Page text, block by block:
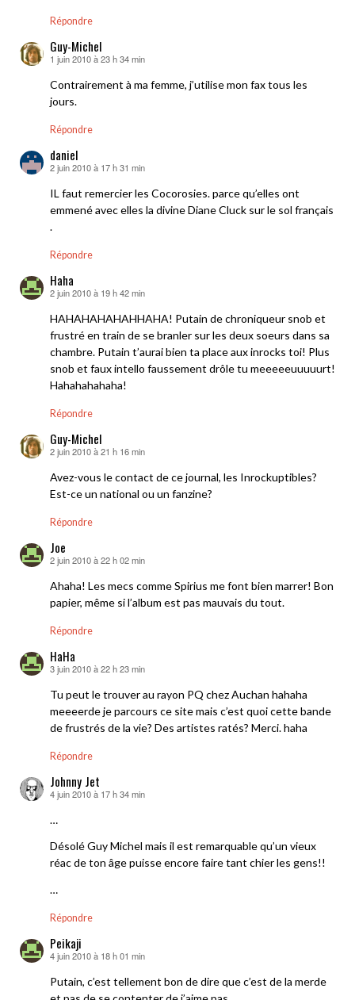
Répondre
Guy-Michel
dit :
1 juin 2010 à 23 h 34 min
Contrairement à ma femme, j’utilise mon fax tous les
jours.
Répondre
daniel
dit :
2 juin 2010 à 17 h 31 min
IL faut remercier les Cocorosies. parce qu’elles ont
emmené avec elles la divine Diane Cluck sur le sol français
.
Répondre
Haha
dit :
2 juin 2010 à 19 h 42 min
HAHAHAHAHAHHAHA! Putain de chroniqueur snob et
frustré en train de se branler sur les deux soeurs dans sa
chambre. Putain t’aurai bien ta place aux inrocks toi! Plus
snob et faux intello faussement drôle tu meeeeeuuuuurt!
Hahahahahaha!
Répondre
Guy-Michel
dit :
2 juin 2010 à 21 h 16 min
Avez-vous le contact de ce journal, les Inrockuptibles?
Est-ce un national ou un fanzine?
Répondre
Joe
dit :
2 juin 2010 à 22 h 02 min
Ahaha! Les mecs comme Spirius me font bien marrer! Bon
papier, même si l’album est pas mauvais du tout.
Répondre
HaHa
dit :
3 juin 2010 à 22 h 23 min
Tu peut le trouver au rayon PQ chez Auchan hahaha
meeeerde je parcours ce site mais c’est quoi cette bande
de frustrés de la vie? Des artistes ratés? Merci. haha
Répondre
Johnny Jet
dit :
4 juin 2010 à 17 h 34 min
…
Désolé Guy Michel mais il est remarquable qu’un vieux
réac de ton âge puisse encore faire tant chier les gens!!
…
Répondre
Peikaji
dit :
4 juin 2010 à 18 h 01 min
Putain, c’est tellement bon de dire que c’est de la merde